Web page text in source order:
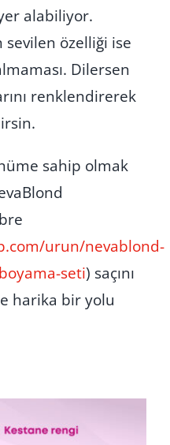
alabiliyor.
özelliği ise
Dilersen
renklendirerek
sahip olmak
urun/nevablond-
seti) saçını
harika bir yolu